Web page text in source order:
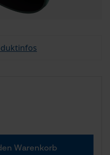
Warenkorb